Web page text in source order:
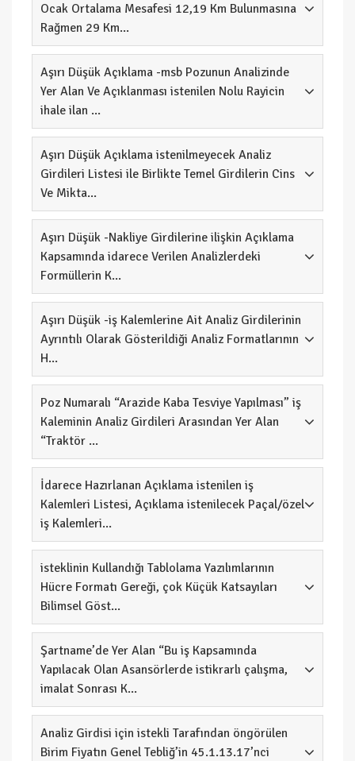
Ocak Ortalama Mesafesi 12,19 Km Bulunmasına
Rağmen 29 Km...
Aşırı Düşük Açıklama -msb Pozunun Analizinde
Yer Alan Ve Açıklanması istenilen Nolu Rayicin
ihale ilan ...
Aşırı Düşük Açıklama istenilmeyecek Analiz
Girdileri Listesi ile Birlikte Temel Girdilerin Cins
Ve Mikta...
Aşırı Düşük -Nakliye Girdilerine ilişkin Açıklama
Kapsamında idarece Verilen Analizlerdeki
Formüllerin K...
Aşırı Düşük -iş Kalemlerine Ait Analiz Girdilerinin
Ayrıntılı Olarak Gösterildiği Analiz Formatlarının
H...
Poz Numaralı “Arazide Kaba Tesviye Yapılması” iş
Kaleminin Analiz Girdileri Arasından Yer Alan
“Traktör ...
İdarece Hazırlanan Açıklama istenilen iş
Kalemleri Listesi, Açıklama istenilecek Paçal/özel
iş Kalemleri...
isteklinin Kullandığı Tablolama Yazılımlarının
Hücre Formatı Gereği, çok Küçük Katsayıları
Bilimsel Göst...
Şartname’de Yer Alan “Bu iş Kapsamında
Yapılacak Olan Asansörlerde istikrarlı çalışma,
imalat Sonrası K...
Analiz Girdisi için istekli Tarafından öngörülen
Birim Fiyatın Genel Tebliğ’in 45.1.13.17’nci